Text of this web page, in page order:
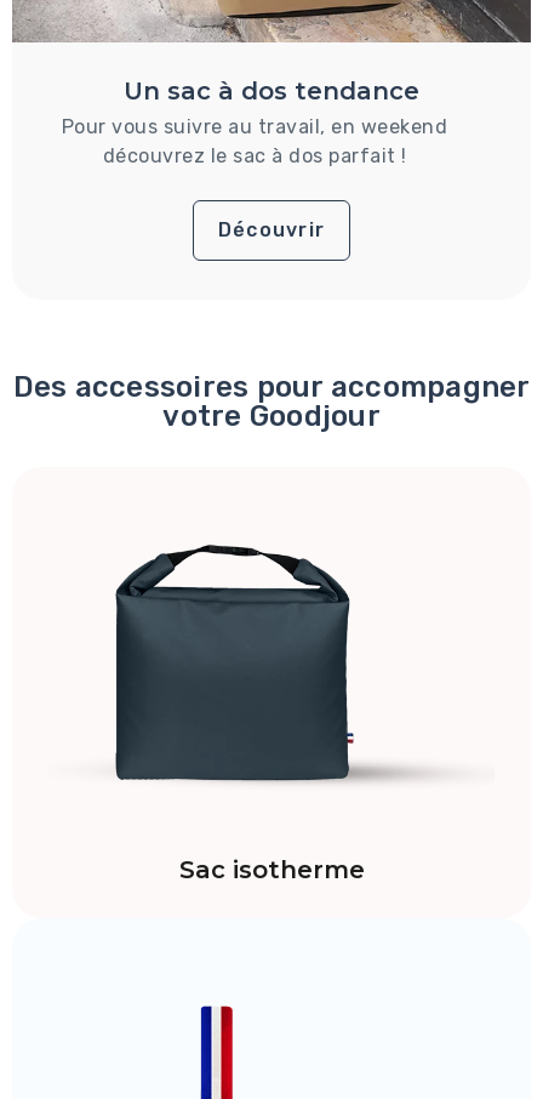
Un sac à dos tendance
Pour vous suivre au travail, en weekend
découvrez le sac à dos parfait !
Découvrir
Des accessoires pour accompagner
votre Goodjour
Sac isotherme